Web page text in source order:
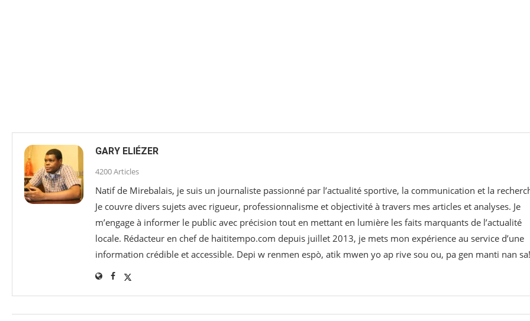
GARY ELIÉZER
4200 Articles
Natif de Mirebalais, je suis un journaliste passionné par l’actualité sportive, la communication et la
Je couvre divers sujets avec rigueur, professionnalisme et objectivité à travers mes articles et analyses. Je
m’engage à informer le public avec précision tout en mettant en lumière les faits marquants de l’actualité
locale. Rédacteur en chef de haititempo.com⁠ depuis juillet 2013, je mets mon expérience au service d’une
information crédible et accessible. Depi w renmen espò, atik mwen yo ap rive sou ou, pa gen manti nan sa!